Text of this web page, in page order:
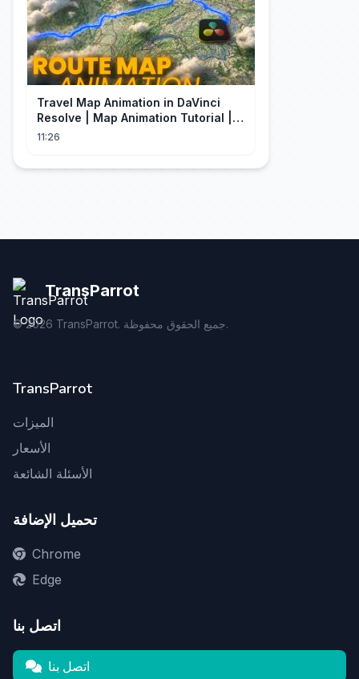
Travel Map Animation in DaVinci
Resolve | Map Animation Tutorial |
Edit Craft
11:26
TransParrot
©2026 TransParrot. جميع الحقوق محفوظة.
TransParrot
الميزات
الأسعار
الأسئلة الشائعة
تحميل الإضافة
Chrome
Edge
اتصل بنا
اتصل بنا